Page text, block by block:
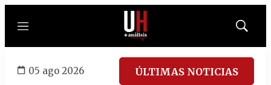
Menú
Mostrar
05 ago 2026 ÚLTIMAS NOTICIAS